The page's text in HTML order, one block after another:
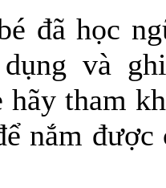
đã học
và
hãy tham
nắm